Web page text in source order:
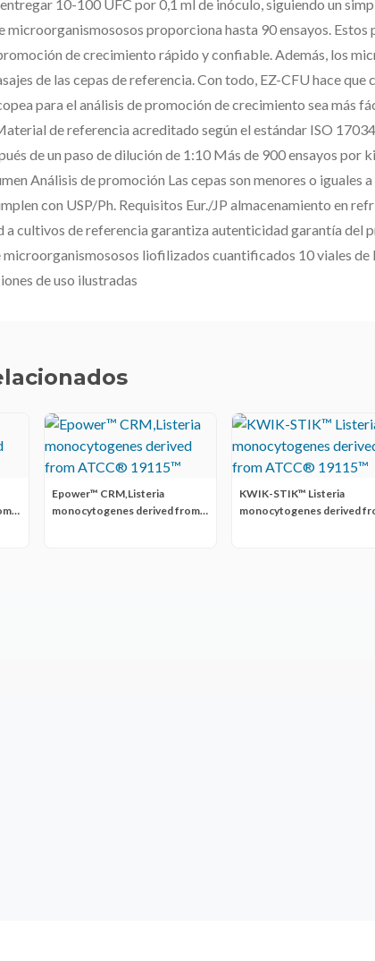
10-100 UFC por 0,1 ml de inóculo, siguiendo un
microorganismososos proporciona hasta 90 ensayos.
de crecimiento rápido y confiable. Además, los
de las cepas de referencia. Con todo, EZ-CFU hace que
para el análisis de promoción de crecimiento sea más
de referencia acreditado según el estándar ISO
de un paso de dilución de 1:10 Más de 900 ensayos por
Análisis de promoción Las cepas son menores o iguales
con USP/Ph. Requisitos Eur./JP almacenamiento en
cultivos de referencia garantiza autenticidad garantía del
microorganismososos liofilizados cuantificados 10 viales
de uso ilustradas
Epower™ CRM,Listeria
monocytogenes derived from
KWIK-STIK™ Listeria
monocytogenes derived